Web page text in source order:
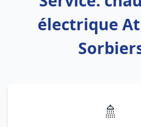
électrique
🚿